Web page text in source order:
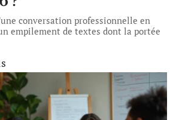
conversation professionnelle en
empilement de textes dont la portée